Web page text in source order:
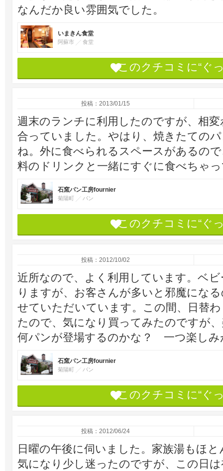
なんだか良い雰囲気でした。
いまきん食堂
阿蘇市 食堂
このクチコミに“ぐ
投稿：2013/01/15
週末のランチに利用したのですが、相
合っていました。やはり、焼きたての
ね。外に食べられるスペースがあるの
料のドリンクと一緒にすぐに食べちゃ
石窯パン工房fournier
菊陽町 パン
このクチコミに“ぐ
投稿：2012/10/02
近所なので、よく利用しています。ベ
りますが、お客さんが多いと邪魔にな
せていただいています。この間、日替
たので、気になり買ってみたのですが
何パンが登場するのかな？ 一つ楽しみ
石窯パン工房fournier
菊陽町 パン
このクチコミに“ぐ
投稿：2012/06/24
日曜の午後に伺いました。家族湯もほ
気になり少し迷ったのですが、この日